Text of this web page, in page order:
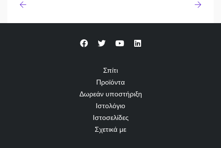
Σπίτι
Προϊόντα
Δωρεάν υποστήριξη
Ιστολόγιο
Ιστοσελίδες
Σχετικά με